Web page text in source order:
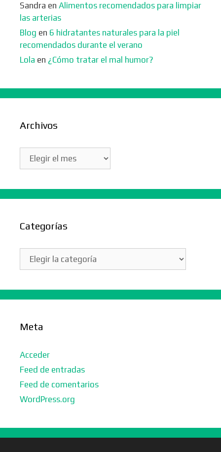
Sandra en Alimentos recomendados para limpiar
las arterias
Blog en 6 hidratantes naturales para la piel
recomendados durante el verano
Lola en ¿Cómo tratar el mal humor?
Archivos
Archivos
Categorías
Categorías
Meta
Acceder
Feed de entradas
Feed de comentarios
WordPress.org